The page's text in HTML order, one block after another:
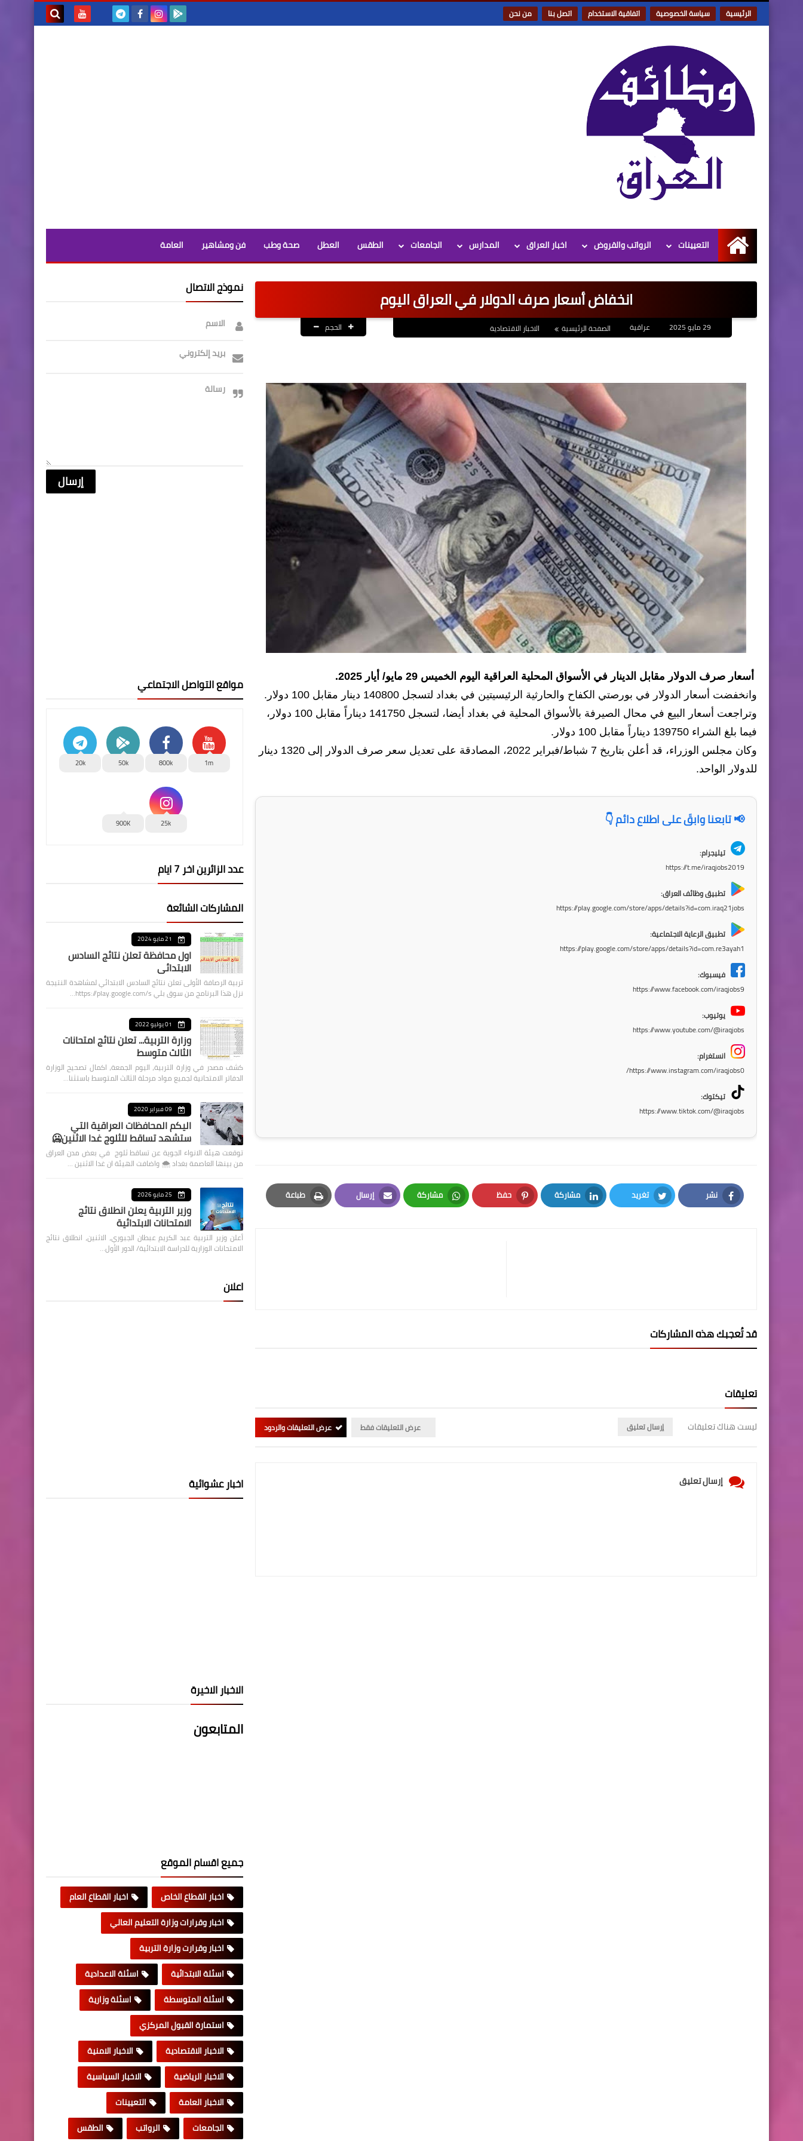
الرئيسية سياسة الخصوصية اتفاقية الاستخدام اتصل بنا من نحن
الرئيسية
التعيينات الرواتب والقروض اخبار العراق المدارس الجامعات الطقس العطل صحة وطب فن ومشاهير العامة
انخفاض أسعار صرف الدولار في العراق اليوم
عراقية الصفحة الرئيسية الاخبار الاقتصادية الحجم
أسعار صرف الدولار مقابل الدينار في الأسواق المحلية العراقية اليوم الخميس 29 مايو/ أيار 2025.
وانخفضت أسعار الدولار في بورصتي الكفاح والحارثية الرئيسيتين في بغداد لتسجل 140800 دينار مقابل 100 دولار.
وتراجعت أسعار البيع في محال الصيرفة بالأسواق المحلية في بغداد أيضا، لتسجل 141750 ديناراً مقابل 100 دولار،
فيما بلغ الشراء 139750 ديناراً مقابل 100 دولار.
وكان مجلس الوزراء، قد أعلن بتاريخ 7 شباط/فبراير 2022، المصادقة على تعديل سعر صرف الدولار إلى 1320 دينار
للدولار الواحد.
📢 تابعنا وابقَ على اطلاع دائم 👇
تيليجرام:
https://t.me/iraqjobs2019
تطبيق وظائف العراق:
https://play.google.com/store/apps/details?id=com.iraq21jobs
تطبيق الرعاية الاجتماعية:
https://play.google.com/store/apps/details?id=com.re3ayah1
فيسبوك:
https://www.facebook.com/iraqjobs9
يوتيوب:
https://www.youtube.com/@iraqjobs
انستغرام:
https://www.instagram.com/iraqjobs0/
تيكتوك:
https://www.tiktok.com/@iraqjobs
نشر
Facebook
تغريد
Twitter
مشاركة
LinkedIn
حفظ
Pinterest
مشاركة
Whatsapp
إرسال
Email
طباعة
Print
قد تُعجبك هذه المشاركات
تعليقات
ليست هناك تعليقات إرسال تعليق عرض التعليقات فقط عرض التعليقات والردود
إرسال تعليق
نموذج الاتصال
الاسم
بريد إلكتروني
رسالة
مواقع التواصل الاجتماعي
1m
800k
50k
20k
25k
900K
عدد الزائرين اخر 7 ايام
المشاركات الشائعة
21 مايو 2024
اول محافظة تعلن نتائج السادس
الابتدائي
تربية الرصافة الأولى تعلن نتائج السادس الابتدائي لمشاهدة النتيجة
نزل هذا البرنامج من سوق بلي https://play.google.com/s…
01 يوليو 2022
وزارة التربية... تعلن نتائج امتحانات
الثالث متوسط
كشف مصدر في وزارة التربية، اليوم الجمعة، اكمال تصحيح الوزارة
الدفاتر الامتحانية لجميع مواد مرحلة الثالث المتوسط باستثنا…
09 فبراير 2020
اليكم المحافظات العراقية التي
ستشهد تساقط للثلوج غدا الاثنين🥶
توقعت هيئة الانواء الجوية عن تساقط ثلوج في بعض مدن العراق
من بينها العاصمة بغداد ⁦🌨️⁩ واضافت الهيئة ان غدا الاثنين …
25 مايو 2026
وزير التربية يعلن انطلاق نتائج
الامتحانات الابتدائية
أعلن وزير التربية عبد الكريم عبطان الجبوري، الاثنين، انطلاق نتائج
الامتحانات الوزارية للدراسة الابتدائية/ الدور الأول…
اعلان
اخبار عشوائية
الاخبار الاخيرة
المتابعون
جميع اقسام الموقع
اخبار القطاع الخاص
اخبار القطاع العام
اخبار وقرارات وزارة التعليم العالي
اخبار وقرارت وزارة التربية
اسئلة الابتدائية
اسئلة الاعدادية
اسئلة المتوسطة
اسئلة وزارية
استمارة القبول المركزي
الاخبار الاقتصادية
الاخبار الامنية
الاخبار الرياضية
الاخبار السياسية
الاخبار العامة
التعيينات
الجامعات
الرواتب الطقس